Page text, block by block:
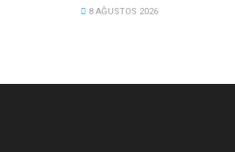
8 AĞUSTOS 2026